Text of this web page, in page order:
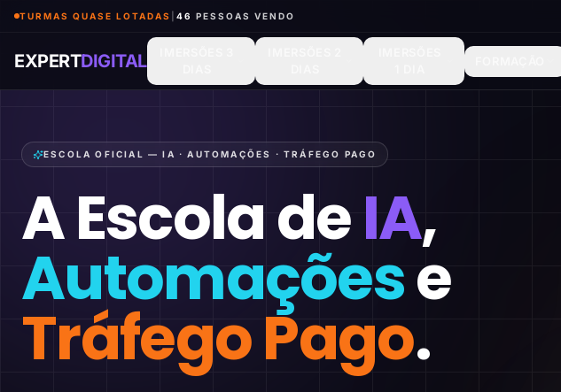
TURMAS QUASE LOTADAS 46 PESSOAS VENDO
EXPERTDIGITAL
ESCOLA OFICIAL — IA · AUTOMAÇÕES · TRÁFEGO PAGO
A Escola deIA,
Automaçõese
Tráfego Pago.